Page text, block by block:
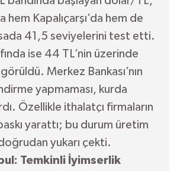
hem Kapalıçarşı’da hem de
41,5 seviyelerini test etti.
ise 44 TL’nin üzerinde
Merkez Bankası’nın
yapmaması, kurda
Özellikle ithalatçı firmaların
yarattı; bu durum üretim
yukarı çekti.
Temkinli İyimserlik